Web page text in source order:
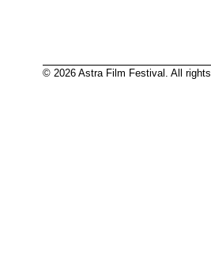
© 2026 Astra Film Festival. All